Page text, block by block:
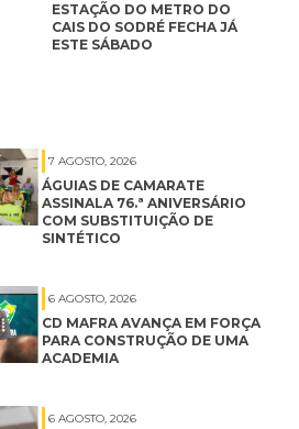
ESTAÇÃO DO METRO DO
CAIS DO SODRÉ FECHA JÁ
ESTE SÁBADO
7 AGOSTO, 2026
ÁGUIAS DE CAMARATE
ASSINALA 76.ª ANIVERSÁRIO
COM SUBSTITUIÇÃO DE
SINTÉTICO
6 AGOSTO, 2026
CD MAFRA AVANÇA EM FORÇA
PARA CONSTRUÇÃO DE UMA
ACADEMIA
6 AGOSTO, 2026